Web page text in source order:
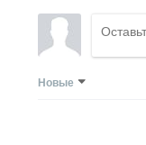
Новые